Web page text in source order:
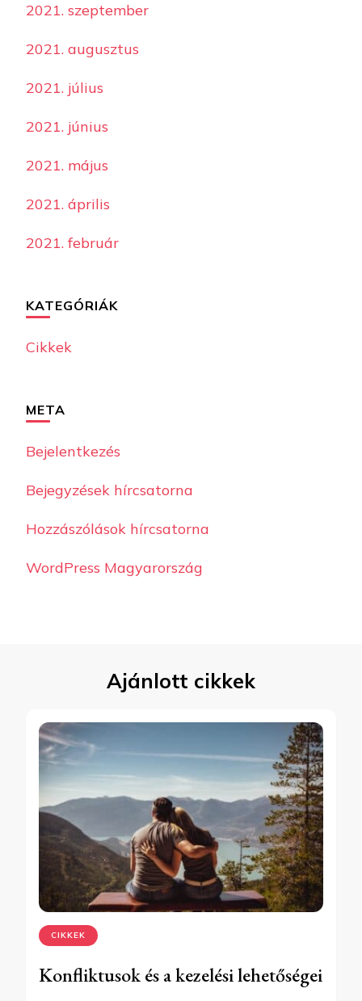
2021. szeptember
2021. augusztus
2021. július
2021. június
2021. május
2021. április
2021. február
KATEGÓRIÁK
Cikkek
META
Bejelentkezés
Bejegyzések hírcsatorna
Hozzászólások hírcsatorna
WordPress Magyarország
Ajánlott cikkek
CIKKEK
Konfliktusok és a kezelési lehetőségei